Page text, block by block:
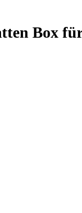
Box